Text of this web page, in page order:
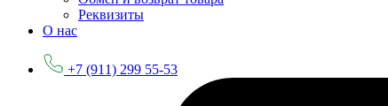
Реквизиты
О нас
+7 (911) 299 55-53